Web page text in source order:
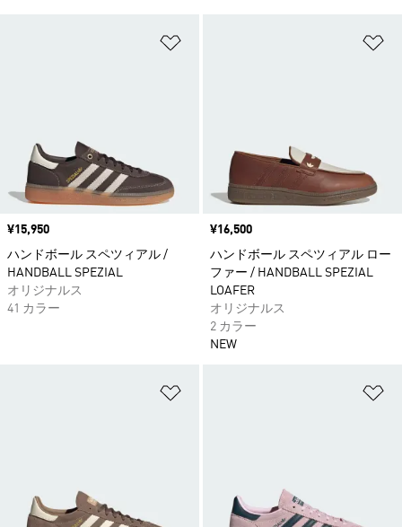
価格
¥15,950
ハンドボール スペツィアル /
HANDBALL SPEZIAL
オリジナルス
41 カラー
価格
¥16,500
ハンドボール スペツィアル ロー
ファー / HANDBALL SPEZIAL
LOAFER
オリジナルス
2 カラー
NEW